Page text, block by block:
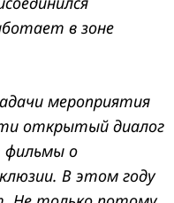
в зоне
мероприятия
открытый диалог
фильмы о
В этом году